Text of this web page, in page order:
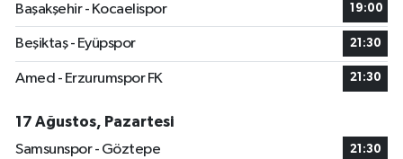
Başakşehir - Kocaelispor
19:00
Beşiktaş - Eyüpspor 21:30
Amed - Erzurumspor FK 21:30
17 Ağustos, Pazartesi
Samsunspor - Göztepe
21:30